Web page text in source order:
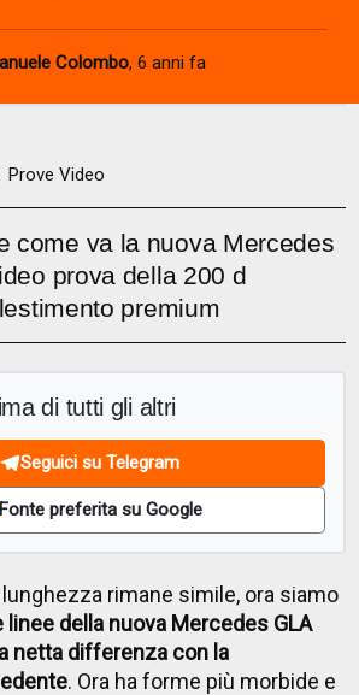
d
e
o
Colombo, 6 anni fa
Prove Video
come va la nuova Mercedes
prova della 200 d
premium
di tutti gli altri
Seguici su Telegram
Fonte preferita su Google
rimane simile, ora siamo
linee della nuova Mercedes GLA
netta differenza con la
. Ora ha forme più morbide e